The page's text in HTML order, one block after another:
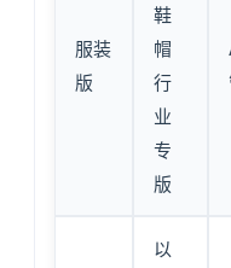
服装
版
鞋
帽
行
业
专
版
以